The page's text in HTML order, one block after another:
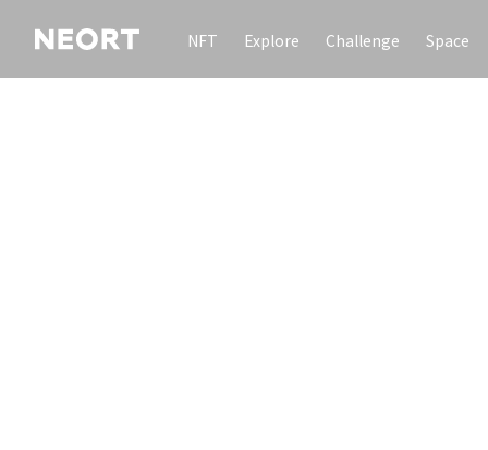
NFT Explore Challenge Space